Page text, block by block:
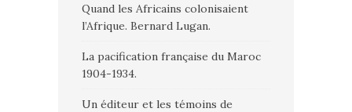
Quand les Africains colonisaient
l’Afrique. Bernard Lugan.
La pacification française du Maroc
1904-1934.
Un éditeur et les témoins de